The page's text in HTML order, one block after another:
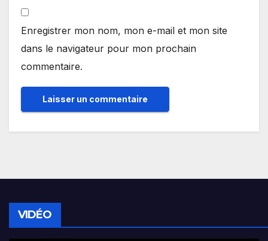
Enregistrer mon nom, mon e-mail et mon site
dans le navigateur pour mon prochain
commentaire.
VIDÉO